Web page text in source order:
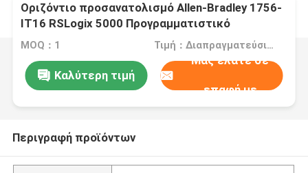
Οριζόντιο προσανατολισμό Allen-Bradley 1756-
IT16 RSLogix 5000 Προγραμματιστικό
λογισμικό για βιομηχανικά
MOQ：1 Τιμή：Διαπραγματεύσιμα
Καλύτερη τιμή
Μας ελάτε σε
επαφή με
Περιγραφή προϊόντων